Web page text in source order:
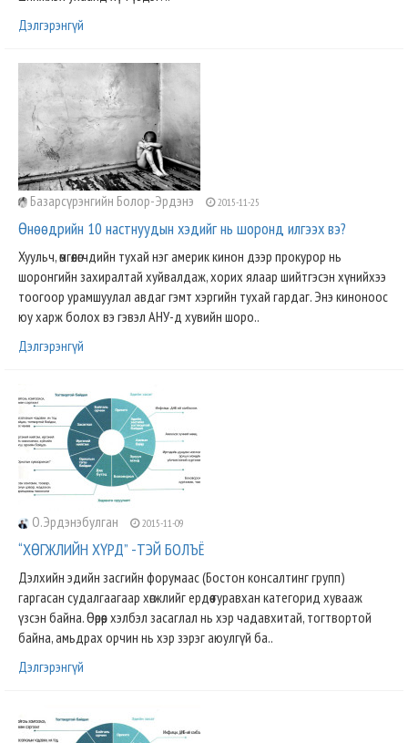
Дэлгэрэнгүй
Базарсүрэнгийн Болор-Эрдэнэ 2015-11-25
Өнөөдрийн 10 настнуудын хэдийг нь шоронд илгээх вэ?
Хуульч, өмгөөлөгчдийн тухай нэг америк кинон дээр прокурор нь
шоронгийн захиралтай хуйвалдаж, хорих ялаар шийтгэсэн хүнийхээ
тоогоор урамшуулал авдаг гэмт хэргийн тухай гардаг. Энэ киноноос
юу харж болох вэ гэвэл АНУ-д хувийн шоро..
Дэлгэрэнгүй
О.Эрдэнэбулган 2015-11-09
“ХӨГЖЛИЙН ХҮРД” -ТЭЙ БОЛЪЁ
Дэлхийн эдийн засгийн форумаас (Бостон консалтинг групп)
гаргасан судалгаагаар хөгжлийг ердөө гуравхан категорид хувааж
үзсэн байна. Өөрөөр хэлбэл засаглал нь хэр чадавхитай, тогтвортой
байна, амьдрах орчин нь хэр зэрэг аюулгүй ба..
Дэлгэрэнгүй